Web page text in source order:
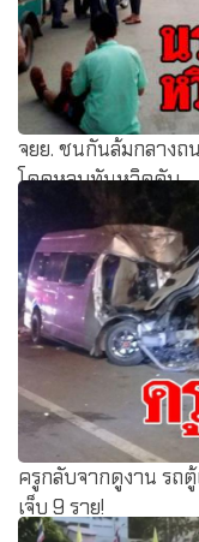
จยย. ชนกันล้มกลางถ
โดดหลบทันหวิดดับ
ครูกลับจากดูงาน รถ
เจ็บ 9 ราย!